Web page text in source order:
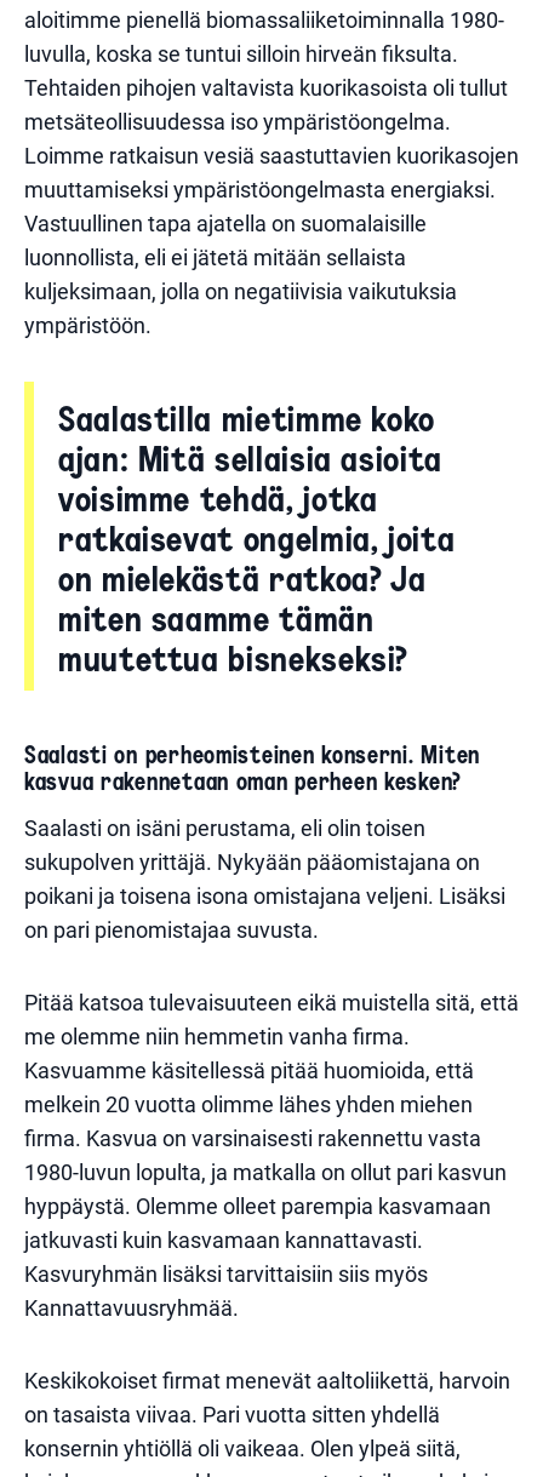
aloitimme pienellä biomassaliiketoiminnalla 1980-
luvulla, koska se tuntui silloin hirveän fiksulta.
Tehtaiden pihojen valtavista kuorikasoista oli tullut
metsäteollisuudessa iso ympäristöongelma.
Loimme ratkaisun vesiä saastuttavien kuorikasojen
muuttamiseksi ympäristöongelmasta energiaksi.
Vastuullinen tapa ajatella on suomalaisille
luonnollista, eli ei jätetä mitään sellaista
kuljeksimaan, jolla on negatiivisia vaikutuksia
ympäristöön.
Saalastilla mietimme koko
ajan: Mitä sellaisia asioita
voisimme tehdä, jotka
ratkaisevat ongelmia, joita
on mielekästä ratkoa? Ja
miten saamme tämän
muutettua bisnekseksi?
Saalasti on perheomisteinen konserni. Miten
kasvua rakennetaan oman perheen kesken?
Saalasti on isäni perustama, eli olin toisen
sukupolven yrittäjä. Nykyään pääomistajana on
poikani ja toisena isona omistajana veljeni. Lisäksi
on pari pienomistajaa suvusta.
Pitää katsoa tulevaisuuteen eikä muistella sitä, että
me olemme niin hemmetin vanha firma.
Kasvuamme käsitellessä pitää huomioida, että
melkein 20 vuotta olimme lähes yhden miehen
firma. Kasvua on varsinaisesti rakennettu vasta
1980-luvun lopulta, ja matkalla on ollut pari kasvun
hyppäystä. Olemme olleet parempia kasvamaan
jatkuvasti kuin kasvamaan kannattavasti.
Kasvuryhmän lisäksi tarvittaisiin siis myös
Kannattavuusryhmää.
Keskikokoiset firmat menevät aaltoliikettä, harvoin
on tasaista viivaa. Pari vuotta sitten yhdellä
konsernin yhtiöllä oli vaikeaa. Olen ylpeä siitä,